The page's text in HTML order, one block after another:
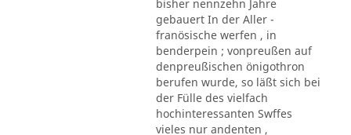
bisher nennzehn Jahre
gebauert In der Aller -
franösische werfen , in
benderpein ; vonpreußen auf
denpreußischen önigothron
berufen wurde, so läßt sich bei
der Fülle des vielfach
hochinteressanten Swffes
vieles nur andenten ,